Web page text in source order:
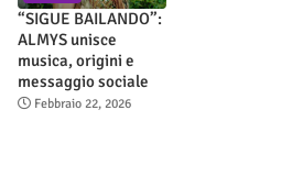
“SIGUE BAILANDO”:
ALMYS unisce
musica, origini e
messaggio sociale
Febbraio 22, 2026